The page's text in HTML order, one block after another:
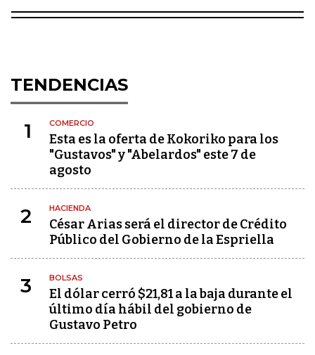
TENDENCIAS
1 COMERCIO
Esta es la oferta de Kokoriko para los
"Gustavos" y "Abelardos" este 7 de
agosto
2 HACIENDA
César Arias será el director de Crédito
Público del Gobierno de la Espriella
3 BOLSAS
El dólar cerró $21,81 a la baja durante el
último día hábil del gobierno de
Gustavo Petro